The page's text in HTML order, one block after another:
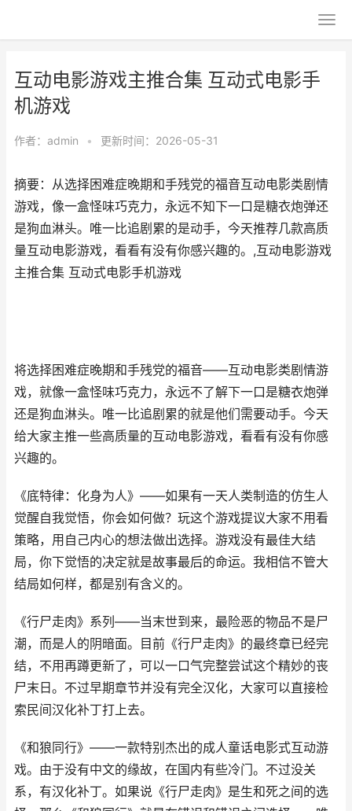
互动电影游戏主推合集 互动式电影手
机游戏
作者： admin • 更新时间：2026-05-31
摘要：从选择困难症晚期和手残党的福音互动电影类剧情
游戏，像一盒怪味巧克力，永远不知下一口是糖衣炮弹还
是狗血淋头。唯一比追剧累的是动手，今天推荐几款高质
量互动电影游戏，看看有没有你感兴趣的。,互动电影游戏
主推合集 互动式电影手机游戏
将选择困难症晚期和手残党的福音——互动电影类剧情游
戏，就像一盒怪味巧克力，永远不了解下一口是糖衣炮弹
还是狗血淋头。唯一比追剧累的就是他们需要动手。今天
给大家主推一些高质量的互动电影游戏，看看有没有你感
兴趣的。
《底特律：化身为人》——如果有一天人类制造的仿生人
觉醒自我觉悟，你会如何做？玩这个游戏提议大家不用看
策略，用自己内心的想法做出选择。游戏没有最佳大结
局，你下觉悟的决定就是故事最后的命运。我相信不管大
结局如何样，都是别有含义的。
《行尸走肉》系列——当末世到来，最险恶的物品不是尸
潮，而是人的阴暗面。目前《行尸走肉》的最终章已经完
结，不用再蹲更新了，可以一口气完整尝试这个精妙的丧
尸末日。不过早期章节并没有完全汉化，大家可以直接检
索民间汉化补丁打上去。
《和狼同行》——一款特别杰出的成人童话电影式互动游
戏。由于没有中文的缘故，在国内有些冷门。不过没关
系，有汉化补丁。如果说《行尸走肉》是生和死之间的选